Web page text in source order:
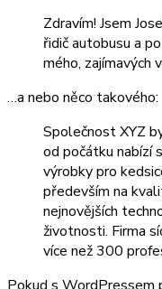
Zdravím! Jsem
řidič autobusu a
mého, zajímavých
…a nebo něco takového:
Společnost XYZ
od počátku nabízí
výrobky pro
především na
nejnovějších
životnosti. Firma
více než 300